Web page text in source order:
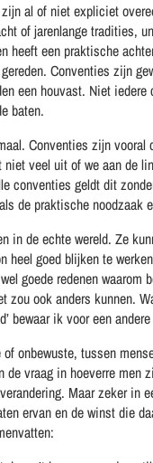
al of niet expliciet
of jarenlange tradities,
heeft een praktische
Conventies zijn
een houvast. Niet
baten.
Conventies zijn vooral
veel uit of we aan de
conventies geldt dit
de praktische noodzaak
in de echte wereld. Ze
heel goed blijken te
goede redenen
zou ook anders kunnen.
bewaar ik voor een
onbewuste, tussen
de vraag in hoeverre
Maar zeker
ervan en de winst die